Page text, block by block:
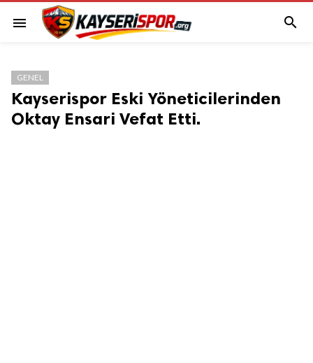
menu 
GENEL
Kayserispor Eski Yöneticilerinden
Oktay Ensari Vefat Etti.